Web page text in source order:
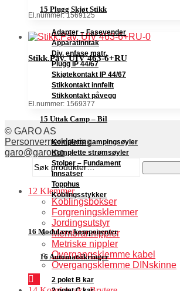
15 Plugg Skjøt Stikk
Adapter – Fasevender
Apparatinntak
Div. enfase matr.
Plugg IP 44/67
Skjøtekontakt IP 44/67
Stikkontakt innfellt
Stikkontakt påvegg
15 Uttak Camp – Bil
Komplette campingsøyler
Komplette strømsøyler
Stolper – Fundament
Innsatser
Topphus
Koblingsstykker
16 Modulære komponenter
16 Automatsikringer
2 polet B kar
El.nummer: 1569125
Stikk.Påv. UIV 463-6+RU
El.nummer: 1569377
© GARO AS
Personvernerklæring
garo@garo.no
Søk
etter:
12 Klemmer
Koblingsbokser
Forgreningsklemmer
Jordingsutstyr
Membrannippler
Metriske nippler
Overgangsklemme kabel
Overgangsklemme DINskinne